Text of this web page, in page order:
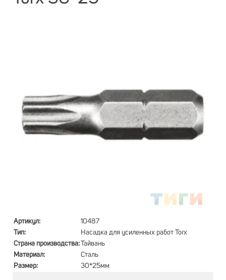
Артикул:
10487
Тип:
Насадка для усиленных работ Torx
Страна производства:Тайвань
Материал:
Сталь
Размер:
30*25мм